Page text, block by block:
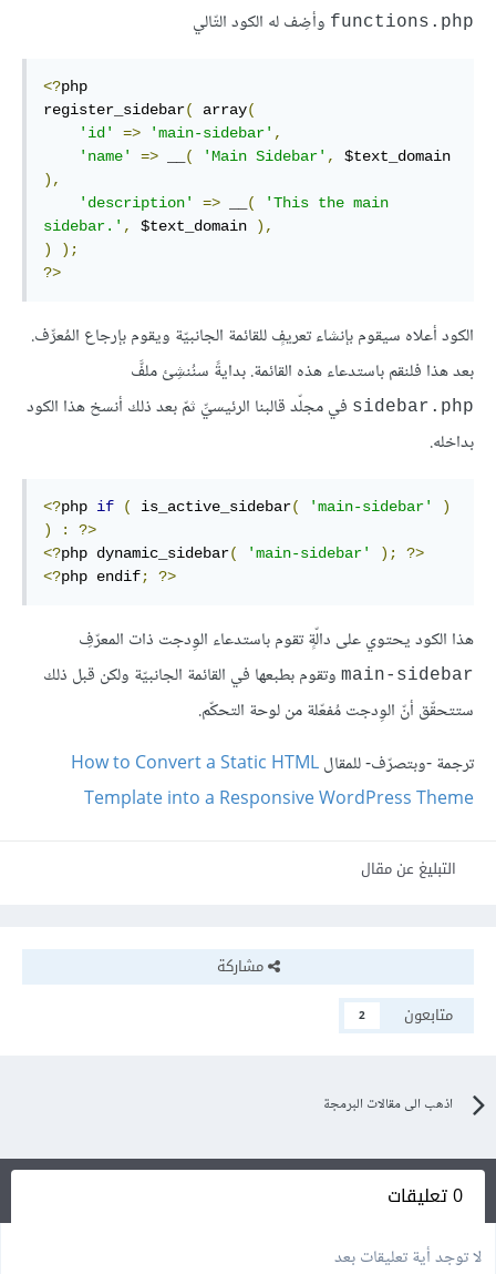
functions.php وأضِف له الكود التّالي
<?php
register_sidebar( array(
'id'
=> 'main-sidebar' ,
'name'
=> ( 'Main Sidebar' ,
$text_domain
),
'description'
=> (
'This the main
sidebar.' , $text_domain
),
)
);
?>
الكود أعلاه سيقوم بإنشاء تعريفٍ للقائمة الجانبيّة ويقوم بإرجاع المُعرِّف.
بعد هذا فلنقم باستدعاء هذه القائمة. بدايةً سنُنشِئ ملفَّ
sidebar.php في مجلّد قالبنا الرئيسيِّ ثمّ بعد ذلك أنسخ هذا الكود
بداخله.
<?php if ( is_active_sidebar( 'main-sidebar'
)
)
:
?>
<?php dynamic_sidebar( 'main-sidebar' );
?>
<?php endif; ?>
هذا الكود يحتوي على دالّةٍ تقوم باستدعاء الوِدجت ذات المعرّفِ
main-sidebar وتقوم بطبعها في القائمة الجانبيّة ولكن قبل ذلك
ستتحقّق أنّ الوِدجت مُفعّلة من لوحة التحكّم.
ترجمة -وبتصرّف- للمقالHow to Convert a Static HTML
Template into a Responsive WordPress Theme
التبليغ عن مقال
مشاركة
متابعون
2
اذهب الى مقالات البرمجة
0 تعليقات
لا توجد أية تعليقات بعد